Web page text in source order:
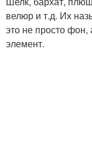
велюр и т.д. Их
это не просто
элемент.